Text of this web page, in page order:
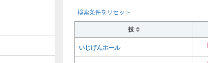
検索条件をリセット
技
いじげんホール